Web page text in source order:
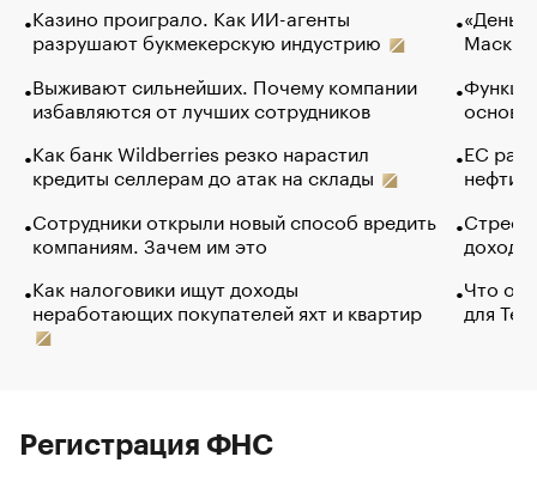
Казино проиграло. Как ИИ-агенты
разрушают букмекерскую индустрию
Выживают сильнейших. Почему компании
избавляются от лучших сотрудников
Как банк Wildberries резко нарастил
кредиты селлерам до атак на склады
Сотрудники открыли новый способ вредить
компаниям. Зачем им это
Как налоговики ищут доходы
неработающих покупателей яхт и квартир
Маск в
основ
ЕС
нефти
Что
для
Регистрация ФНС